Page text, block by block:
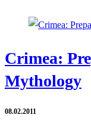
Crimea:
Mythology
08.02.2011